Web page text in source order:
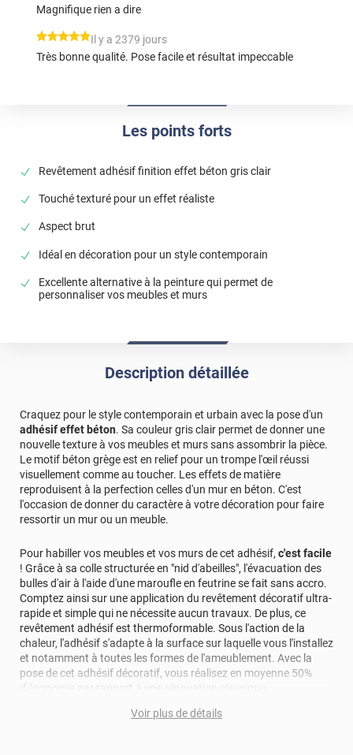
Les points forts
Revêtement adhésif finition effet béton gris clair
Touché texturé pour un effet réaliste
Aspect brut
Idéal en décoration pour un style contemporain
Excellente alternative à la peinture qui permet de
personnaliser vos meubles et murs
Magnifique rien a dire
*****
Il y a 2379 jours
Très bonne qualité. Pose facile et résultat impeccable
Description détaillée
Craquez pour le style contemporain et urbain avec la pose d'un
adhésif effet béton. Sa couleur gris clair permet de donner une
nouvelle texture à vos meubles et murs sans assombrir la pièce.
Le motif béton grège est en relief pour un trompe l'œil réussi
visuellement comme au toucher. Les effets de matière
reproduisent à la perfection celles d'un mur en béton. C'est
l'occasion de donner du caractère à votre décoration pour faire
ressortir un mur ou un meuble.
Pour habiller vos meubles et vos murs de cet adhésif, c'est facile
! Grâce à sa colle structurée en "nid d'abeilles", l'évacuation des
bulles d'air à l'aide d'une maroufle en feutrine se fait sans accro.
Comptez ainsi sur une application du revêtement décoratif ultra-
rapide et simple qui ne nécessite aucun travaux. De plus, ce
revêtement adhésif est thermoformable. Sous l'action de la
chaleur, l'adhésif s'adapte à la surface sur laquelle vous l'installez
et notamment à toutes les formes de l'ameublement. Avec la
pose de cet adhésif décoratif, vous réalisez en moyenne 50%
d'économie par rapport à une rénovation classique.
Pour donner une seconde jeunesse à vos murs ou meubles,
Voir plus de détails